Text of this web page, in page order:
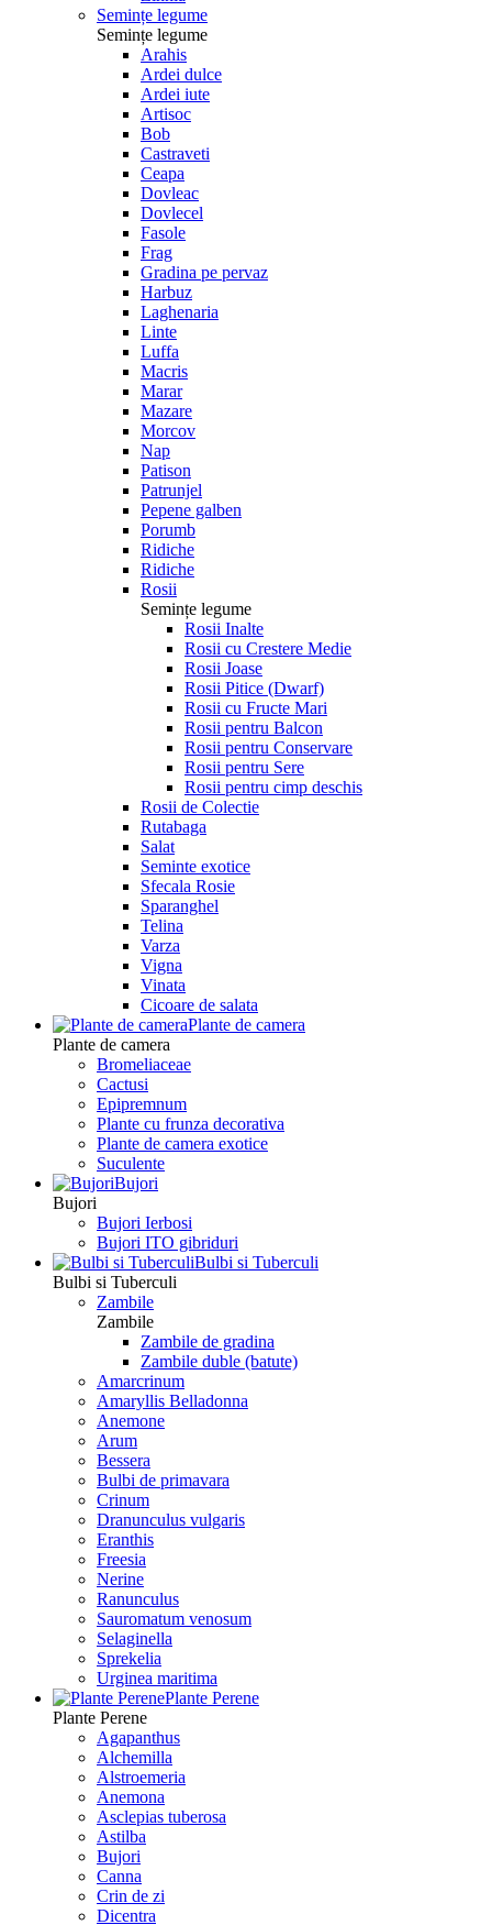
Semințe legume
Semințe legume
Arahis
Ardei dulce
Ardei iute
Artisoc
Bob
Castraveti
Ceapa
Dovleac
Dovlecel
Fasole
Frag
Gradina pe pervaz
Harbuz
Laghenaria
Linte
Luffa
Macris
Marar
Mazare
Morcov
Nap
Patison
Patrunjel
Pepene galben
Porumb
Ridiche
Ridiche
Rosii
Semințe legume
Rosii Inalte
Rosii cu Crestere Medie
Rosii Joase
Rosii Pitice (Dwarf)
Rosii cu Fructe Mari
Rosii pentru Balcon
Rosii pentru Conservare
Rosii pentru Sere
Rosii pentru cimp deschis
Rosii de Colectie
Rutabaga
Salat
Seminte exotice
Sfecala Rosie
Sparanghel
Telina
Varza
Vigna
Vinata
Сicoare de salata
Plante de camera
Plante de camera
Bromeliaceae
Cactusi
Epipremnum
Plante cu frunza decorativa
Plante de camera exotice
Suculente
Bujori
Bujori
Bujori Ierbosi
Bujori ITO gibriduri
Bulbi si Tuberculi
Bulbi si Tuberculi
Zambile
Zambile
Zambile de gradina
Zambile duble (batute)
Amarcrinum
Amaryllis Belladonna
Anemone
Arum
Bessera
Bulbi de primavara
Crinum
Dranunculus vulgaris
Eranthis
Freesiа
Nerine
Ranunculus
Sauromatum venosum
Selaginella
Sprekelia
Urginea maritima
Plante Perene
Plante Perene
Agapanthus
Alchemilla
Alstroemeria
Anemona
Asclepias tuberosa
Astilba
Bujori
Canna
Crin de zi
Dicentra